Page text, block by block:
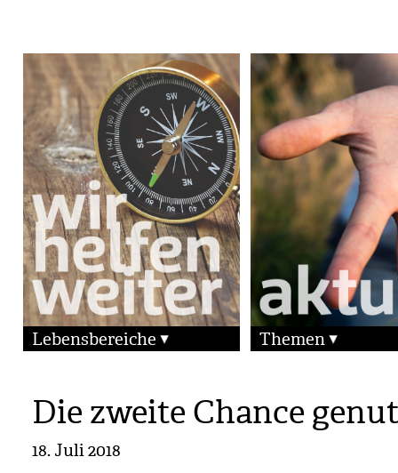
Lebensbereiche Themen
Die zweite Chance
18. Juli 2018